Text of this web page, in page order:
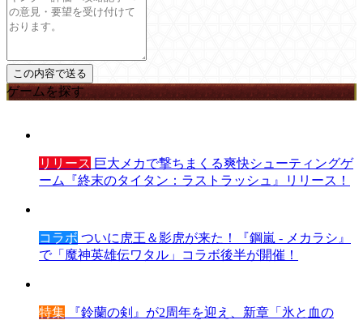
ゲームを探す
リリース 巨大メカで撃ちまくる爽快シューティングゲ
ーム『終末のタイタン：ラストラッシュ』リリース！
コラボ ついに虎王＆影虎が来た！『鋼嵐 - メカラシ』
で「魔神英雄伝ワタル」コラボ後半が開催！
特集 『鈴蘭の剣』が2周年を迎え、新章「氷と血の